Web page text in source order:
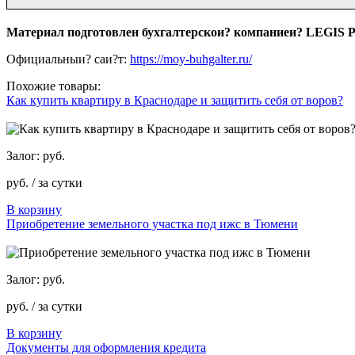
Материал подготовлен бухгалтерскои? компаниеи? LEGIS
Официальныи? саи?т: https://moy-buhgalter.ru/
Похожие товары:
Как купить квартиру в Краснодаре и защитить себя от воров?
Залог: руб.
руб. / за сутки
В корзину
Приобретение земельного участка под ижс в Тюмени
Залог: руб.
руб. / за сутки
В корзину
Документы для оформления кредита